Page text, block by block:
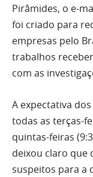
Pirâmides, o e-
foi criado para
empresas pelo
trabalhos
com as
A expectativa
todas as terças-
quintas-feiras
deixou claro que
suspeitos para a